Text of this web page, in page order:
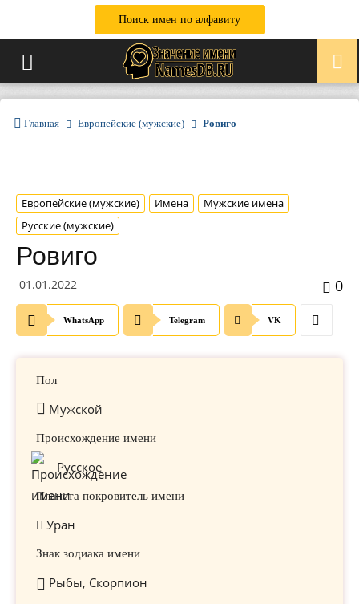
Поиск имен по алфавиту
Главная Европейские (мужские) Ровиго
Европейские (мужские) Имена
Мужские имена
Русские (мужские)
Ровиго
01.01.2022 0
WhatsApp Telegram VK
Пол
Мужской
Происхождение имени
Русское
Планета покровитель имени
Уран
Знак зодиака имени
Рыбы, Скорпион